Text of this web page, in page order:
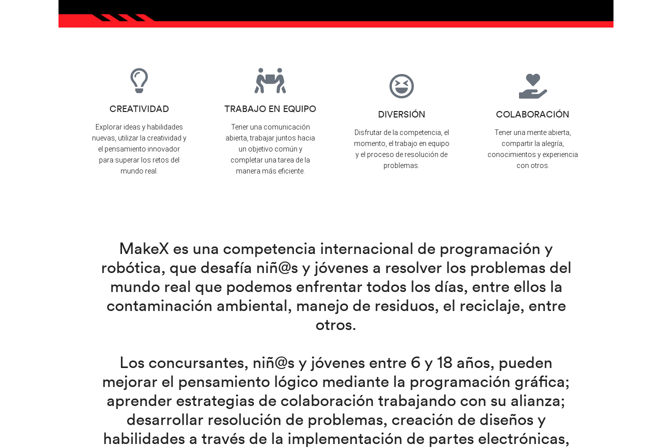
CREATIVIDAD
Explorar ideas y habilidades
nuevas, utilizar la creatividad y
el pensamiento innovador
para superar los retos del
mundo real.
TRABAJO EN EQUIPO
Tener una comunicación
abierta, trabajar juntos hacia
un objetivo común y
completar una tarea de la
manera más eficiente.
DIVERSIÓN
Disfrutar de la competencia, el
momento, el trabajo en equipo
y el proceso de resolución de
problemas.
COLABORACIÓN
Tener una mente abierta,
compartir la alegría,
conocimientos y experiencia
con otros.
MakeX es una competencia internacional de programación y
robótica, que desafía niñ@s y jóvenes a resolver los problemas del
mundo real que podemos enfrentar todos los días, entre ellos la
contaminación ambiental, manejo de residuos, el reciclaje, entre
otros.
Los concursantes, niñ@s y jóvenes entre 6 y 18 años, pueden
mejorar el pensamiento lógico mediante la programación gráfica;
aprender estrategias de colaboración trabajando con su alianza;
desarrollar resolución de problemas, creación de diseños y
habilidades a través de la implementación de partes electrónicas,